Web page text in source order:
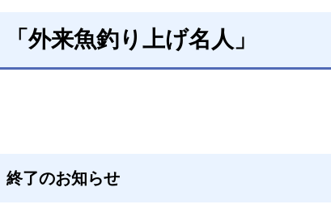
「外来魚釣り上げ名人」
終了のお知らせ